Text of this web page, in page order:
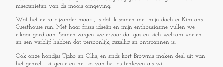
meegenieten van de mooie omgeving.
Wat het extra bijzonder maakt, is dat ik samen met mijn dochter Kim ons
Guesthouse run. Met haar frisse ideeën en mijn enthousiasme vullen we
elkaar goed aan. Samen zorgen we ervoor dat gasten zich welkom voelen
en een verblijf hebben dat persoonlijk, gezellig en ontspannen is.
Ook onze hondjes Tjabo en Ollie, en sinds kort Brownie maken deel uit van
het geheel - zij genieten net zo van het buitenleven als wij.